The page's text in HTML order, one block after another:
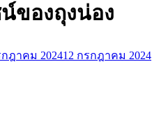
ของถุงน่อง
กฎาคม 202412 กรกฎาคม 2024